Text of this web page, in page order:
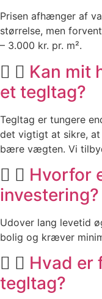
Prisen afhænger af
størrelse, men
– 3.000 kr. pr. m².
Kan mit
et tegltag?
Tegltag er tungere
det vigtigt at sikre,
bære vægten. Vi
Hvorfor
investering?
Udover lang levetid
bolig og kræver
Hvad er
tegltag?